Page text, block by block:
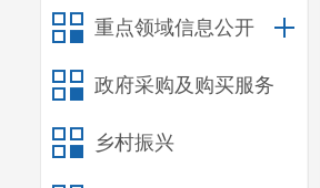
重点领域信息公开
政府采购及购买服务
乡村振兴